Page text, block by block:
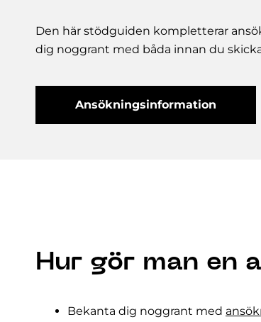
Den här stödguiden kompletterar
dig noggrant med båda innan du
Ansökningsinformation
Hur gör man en
Bekanta dig noggrant med